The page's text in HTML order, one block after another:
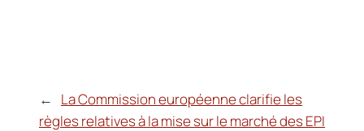
←
La Commission européenne clarifie les
règles relatives à la mise sur le marché des EPI